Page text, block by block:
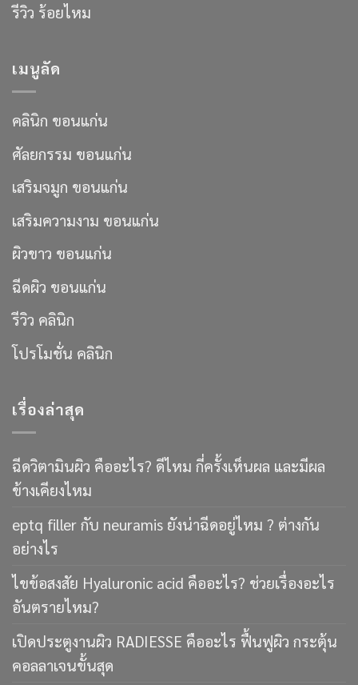
รีวิว ร้อยไหม
เมนูลัด
คลินิก ขอนแก่น
ศัลยกรรม ขอนแก่น
เสริมจมูก ขอนแก่น
เสริมความงาม ขอนแก่น
ผิวขาว ขอนแก่น
ฉีดผิว ขอนแก่น
รีวิว คลินิก
โปรโมชั่น คลินิก
เรื่องล่าสุด
ฉีดวิตามินผิว คืออะไร? ดีไหม กี่ครั้งเห็นผล และมีผล
ข้างเคียงไหม
eptq filler กับ neuramis ยังน่าฉีดอยู่ไหม ? ต่างกัน
อย่างไร
ไขข้อสงสัย Hyaluronic acid คืออะไร? ช่วยเรื่องอะไร
อันตรายไหม?
เปิดประตูงานผิว RADIESSE คืออะไร ฟื้นฟูผิว กระตุ้น
คอลลาเจนขั้นสุด